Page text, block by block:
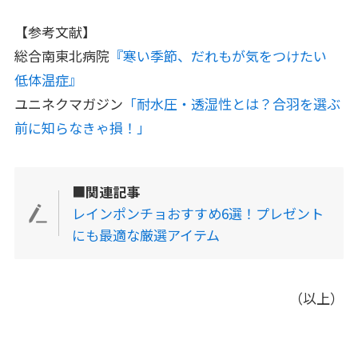
【参考文献】
総合南東北病院 『寒い季節、だれもが気をつけたい
低体温症』
ユニネクマガジン 「耐水圧・透湿性とは？合羽を選ぶ
前に知らなきゃ損！」
■関連記事
レインポンチョおすすめ6選！プレゼント
にも最適な厳選アイテム
（以上）